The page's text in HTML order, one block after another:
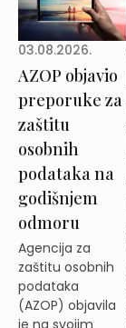
03.08.2026.
AZOP objavio
preporuke za
zaštitu
osobnih
podataka na
godišnjem
odmoru
Agencija za
zaštitu osobnih
podataka
(AZOP) objavila
je na svojim